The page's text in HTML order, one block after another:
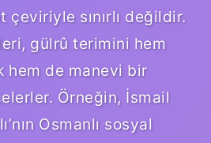
çeviriyle sınırlı değildir.
gülrû terimini hem
hem de manevi bir
Örneğin, İsmail
Osmanlı sosyal